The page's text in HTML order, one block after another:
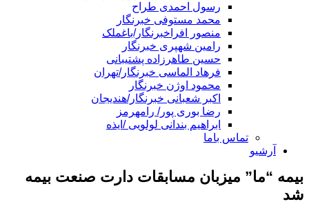
رسول احمدی طراح
محمد مستوفی خبرنگار
منصور افراخبرنگار/باغملک
رامین شهپری خبرنگار
حسین طاهرزاده پشتیبانی
فرهاد الماسی خبرنگار/تهران
محمود اوژن خبرنگار
اکبر شعبانی خبرنگار/هندیجان
رضا بوری پور/ رامهرمز
ابراهیم بندانی لولویی /ایذه
تماس باما
آرشیو
بیمه “ما” میزبان مسابقات دارت صنعت بیمه
شد